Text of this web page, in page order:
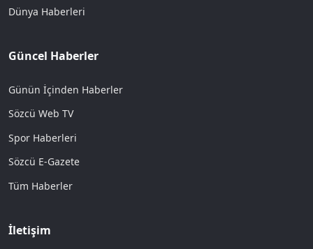
Dünya Haberleri
Güncel Haberler
Günün İçinden Haberler
Sözcü Web TV
Spor Haberleri
Sözcü E-Gazete
Tüm Haberler
İletişim